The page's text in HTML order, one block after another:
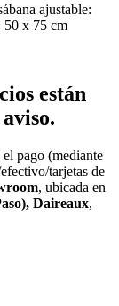
ajustable:
50 x 75 cm
están
el pago (mediante
tarjetas de
, ubicada en
Daireaux,